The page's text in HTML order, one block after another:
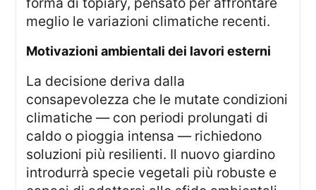
meglio le variazioni climatiche recenti.
motivazioni ambientali dei lavori esterni
La decisione deriva dalla
consapevolezza che le mutate condizioni
climatiche — con periodi prolungati di
caldo o pioggia intensa — richiedono
soluzioni più resilienti. Il nuovo giardino
introdurrà specie vegetali più robuste e